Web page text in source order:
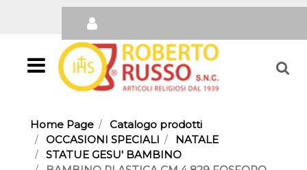
Open
Home Page
Catalogo prodotti
OCCASIONI SPECIALI
NATALE
STATUE GESU' BAMBINO